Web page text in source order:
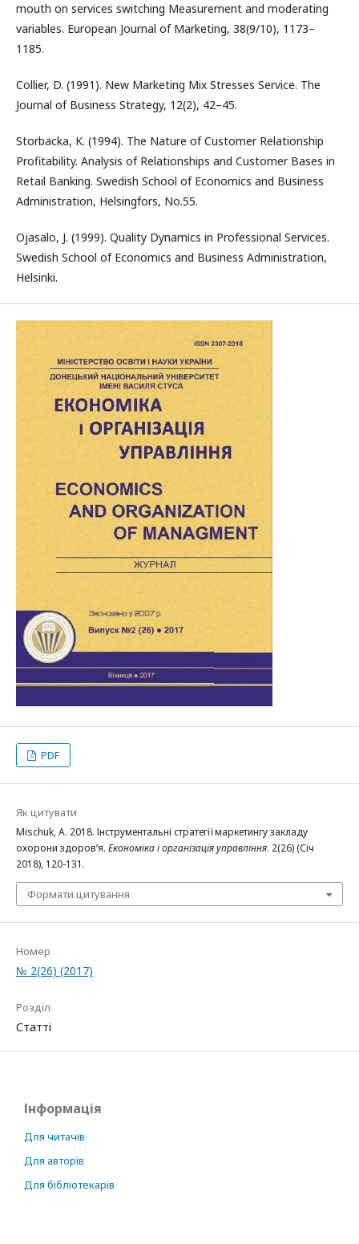
mouth on services switching Measurement and moderating
variables. European Journal of Marketing, 38(9/10), 1173–
1185.
Collier, D. (1991). New Marketing Mix Stresses Service. The
Journal of Business Strategy, 12(2), 42–45.
Storbacka, K. (1994). The Nature of Customer Relationship
Profitability. Analysis of Relationships and Customer Bases in
Retail Banking. Swedish School of Economics and Business
Administration, Helsingfors, No.55.
Ojasalo, J. (1999). Quality Dynamics in Professional Services.
Swedish School of Economics and Business Administration,
Helsinki.
PDF
Як цитувати
Mischuk, A. 2018. Інструментальні стратегії маркетингу закладу
охорони здоров’я. Економіка і організація управління. 2(26) (Січ
2018), 120-131.
Формати цитування
Номер
№ 2(26) (2017)
Розділ
Статті
Інформація
Для читачів
Для авторів
Для бібліотекарів